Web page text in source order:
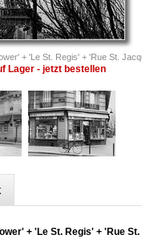
+ 'Le St. Regis' + 'Rue St.
Lager - jetzt bestellen
+ 'Le St. Regis' + 'Rue